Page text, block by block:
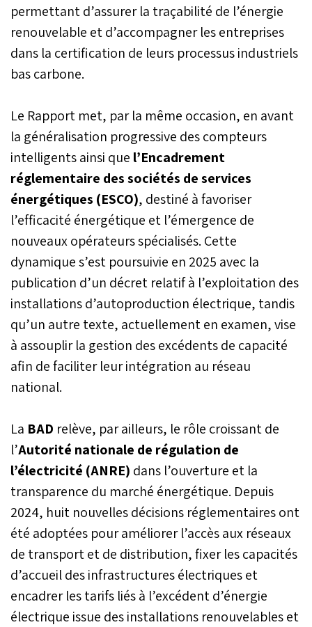
relativement contenus.
permettant d’assurer la traçabilité de l’énergie
renouvelable et d’accompagner les entreprises
dans la certification de leurs processus industriels
bas carbone.
Le Rapport met, par la même occasion, en avant
la généralisation progressive des compteurs
intelligents ainsi que l’Encadrement
réglementaire des sociétés de services
énergétiques (ESCO), destiné à favoriser
l’efficacité énergétique et l’émergence de
nouveaux opérateurs spécialisés. Cette
dynamique s’est poursuivie en 2025 avec la
publication d’un décret relatif à l’exploitation des
installations d’autoproduction électrique, tandis
qu’un autre texte, actuellement en examen, vise
à assouplir la gestion des excédents de capacité
afin de faciliter leur intégration au réseau
national.
La BAD relève, par ailleurs, le rôle croissant de
l’Autorité nationale de régulation de
l’électricité (ANRE) dans l’ouverture et la
transparence du marché énergétique. Depuis
2024, huit nouvelles décisions réglementaires ont
été adoptées pour améliorer l’accès aux réseaux
de transport et de distribution, fixer les capacités
d’accueil des infrastructures électriques et
encadrer les tarifs liés à l’excédent d’énergie
électrique issue des installations renouvelables et